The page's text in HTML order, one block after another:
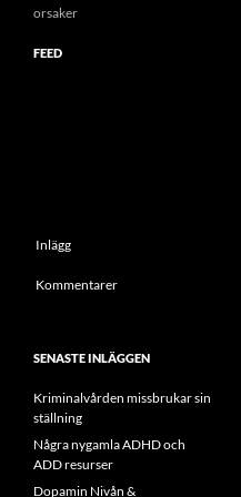
orsaker
FEED
Inlägg
Kommentarer
SENASTE INLÄGGEN
Kriminalvården missbrukar sin
ställning
Några nygamla ADHD och
ADD resurser
Dopamin Nivån &